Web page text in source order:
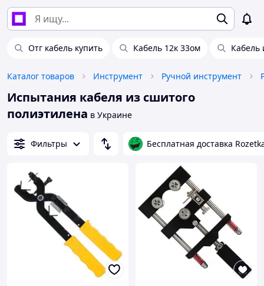
Отг кабель купить Кабель 12к 33ом Кабель
Каталог товаров Инструмент Ручной инструмент
Испытания кабеля из сшитого
полиэтилена в Украине
Фильтры Бесплатная доставка